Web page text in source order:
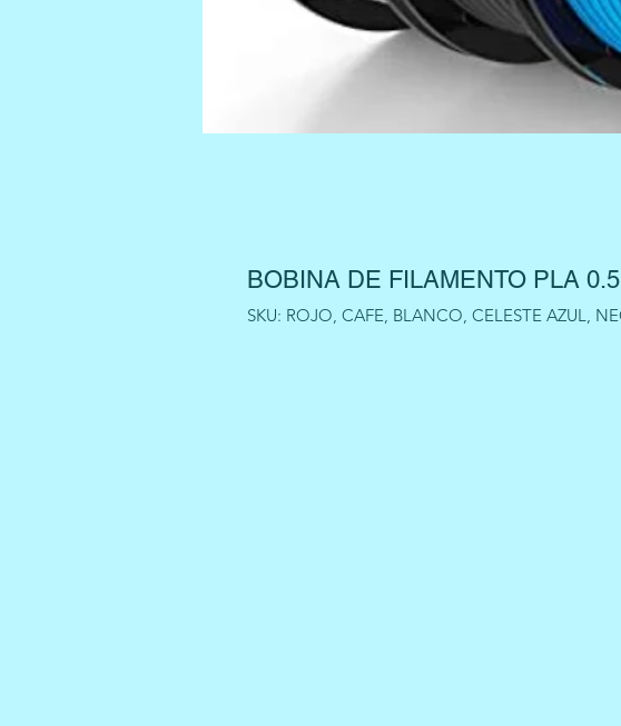
BOBINA DE FILAMENTO PLA
SKU: ROJO, CAFE, BLANCO, CELESTE AZUL,